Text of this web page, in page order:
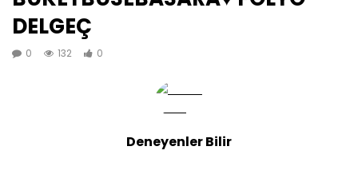
DELGEÇ
0 132 0
Deneyenler Bilir